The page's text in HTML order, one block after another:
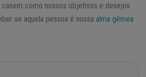
casem como nossos objetivos e desejos
se aquela pessoa é nossa alma gêmea